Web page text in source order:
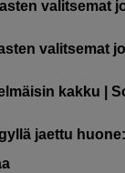
valitsemat
valitsemat
kakku |
jaettu